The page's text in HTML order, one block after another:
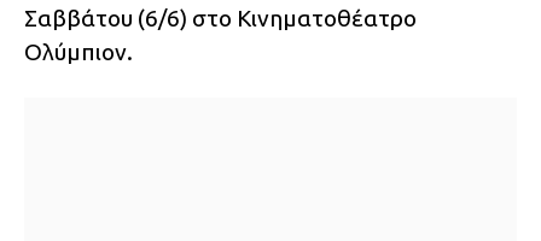
Σαββάτου (6/6) στο Κινηματοθέατρο
Ολύμπιον.